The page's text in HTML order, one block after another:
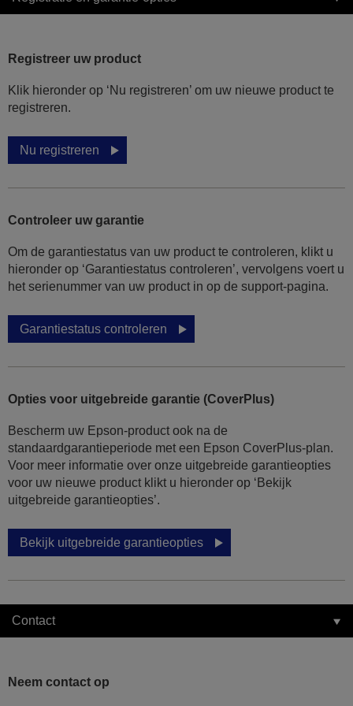
Registreer uw product
Klik hieronder op ‘Nu registreren’ om uw nieuwe product te
registreren.
Nu registreren
Controleer uw garantie
Om de garantiestatus van uw product te controleren, klikt u
hieronder op ‘Garantiestatus controleren’, vervolgens voert u
het serienummer van uw product in op de support-pagina.
Garantiestatus controleren
Opties voor uitgebreide garantie (CoverPlus)
Bescherm uw Epson-product ook na de
standaardgarantieperiode met een Epson CoverPlus-plan.
Voor meer informatie over onze uitgebreide garantieopties
voor uw nieuwe product klikt u hieronder op ‘Bekijk
uitgebreide garantieopties’.
Bekijk uitgebreide garantieopties
Contact
Neem contact op